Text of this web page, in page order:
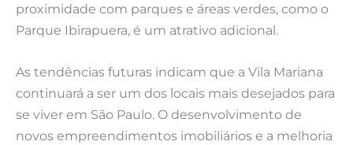
proximidade com parques e áreas verdes, como o
Parque Ibirapuera, é um atrativo adicional.
As tendências futuras indicam que a Vila Mariana
continuará a ser um dos locais mais desejados para
se viver em São Paulo. O desenvolvimento de
novos empreendimentos imobiliários e a melhoria